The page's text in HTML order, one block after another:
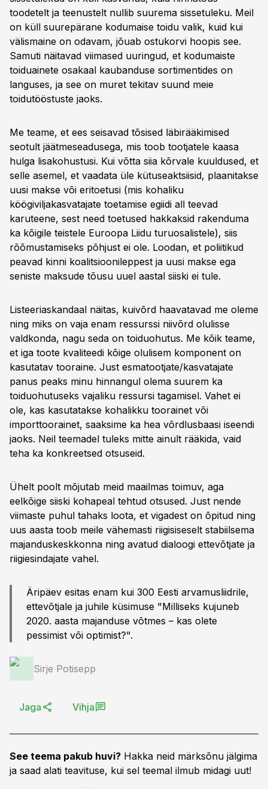
toodetelt ja teenustelt nullib suurema sissetuleku. Meil
on küll suurepärane kodumaise toidu valik, kuid kui
välismaine on odavam, jõuab ostukorvi hoopis see.
Samuti näitavad viimased uuringud, et kodumaiste
toiduainete osakaal kaubanduse sortimentides on
languses, ja see on muret tekitav suund meie
toidutööstuste jaoks.
Me teame, et ees seisavad tõsised läbirääkimised
seotult jäätmeseadusega, mis toob tootjatele kaasa
hulga lisakohustusi. Kui võtta siia kõrvale kuuldused, et
selle asemel, et vaadata üle kütuseaktsiisid, plaanitakse
uusi makse või eritoetusi (mis kohaliku
köögiviljakasvatajate toetamise egiidi all teevad
karuteene, sest need toetused hakkaksid rakenduma
ka kõigile teistele Euroopa Liidu turuosalistele), siis
rõõmustamiseks põhjust ei ole. Loodan, et poliitikud
peavad kinni koalitsioonileppest ja uusi makse ega
seniste maksude tõusu uuel aastal siiski ei tule.
Listeeriaskandaal näitas, kuivõrd haavatavad me oleme
ning miks on vaja enam ressurssi niivõrd olulisse
valdkonda, nagu seda on toiduohutus. Me kõik teame,
et iga toote kvaliteedi kõige olulisem komponent on
kasutatav tooraine. Just esmatootjate/kasvatajate
panus peaks minu hinnangul olema suurem ka
toiduohutuseks vajaliku ressursi tagamisel. Vahet ei
ole, kas kasutatakse kohalikku toorainet või
importtoorainet, saaksime ka hea võrdlusbaasi iseendi
jaoks. Neil teemadel tuleks mitte ainult rääkida, vaid
teha ka konkreetsed otsuseid.
Ühelt poolt mõjutab meid maailmas toimuv, aga
eelkõige siiski kohapeal tehtud otsused. Just nende
viimaste puhul tahaks loota, et vigadest on õpitud ning
uus aasta toob meile vähemasti riigisiseselt stabiilsema
majanduskeskkonna ning avatud dialoogi ettevõtjate ja
riigiesindajate vahel.
Äripäev esitas enam kui 300 Eesti arvamusliidrile,
ettevõtjale ja juhile küsimuse "Milliseks kujuneb
2020. aasta majanduse võtmes – kas olete
pessimist või optimist?".
Sirje Potisepp
Jaga Vihja
See teema pakub huvi? Hakka neid märksõnu jälgima
ja saad alati teavituse, kui sel teemal ilmub midagi uut!